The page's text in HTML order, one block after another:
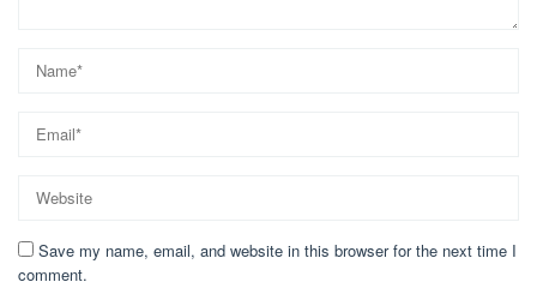
Save my name, email, and website in this browser for the next time I
comment.